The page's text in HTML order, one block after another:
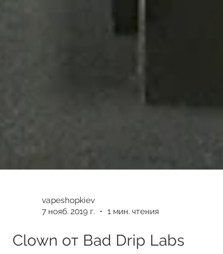
vapeshopkiev
7 нояб. 2019 г.
1 мин. чтения